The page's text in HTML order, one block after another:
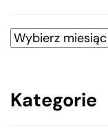
Archiwa
Kategorie